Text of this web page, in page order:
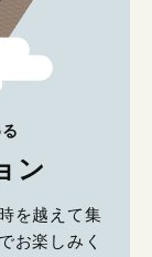
ン
を越えて集
お楽しみく